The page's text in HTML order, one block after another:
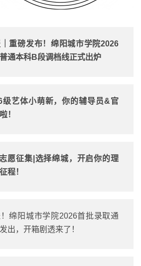
重磅发布！绵阳城市学院2026
通本科B段调档线正式出炉
级艺体小萌新，你的辅导员&官
！
愿征集|选择绵城，开启你的理
程！
绵阳城市学院2026首批录取通
出，开箱剧透来了！